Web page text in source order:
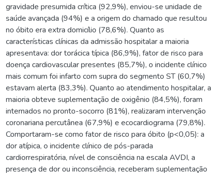
gravidade presumida crítica (92,9%), enviou-se unidade de
saúde avançada (94%) e a origem do chamado que resultou
no óbito era extra domicílio (78,6%). Quanto as
características clínicas da admissão hospitalar a maioria
apresentava: dor torácica típica (86,9%), fator de risco para
doença cardiovascular presentes (85,7%), o incidente clínico
mais comum foi infarto com supra do segmento ST (60,7%)
estavam alerta (83,3%). Quanto ao atendimento hospitalar, a
maioria obteve suplementação de oxigênio (84,5%), foram
internados no pronto-socorro (81%), realizaram intervenção
coronariana percutânea (67,9%) e ecocardiograma (79,8%).
Comportaram-se como fator de risco para óbito (p<0,05): a
dor atípica, o incidente clínico de pós-parada
cardiorrespiratória, nível de consciência na escala AVDI, a
presença de dor ou inconsciência, receberam suplementação